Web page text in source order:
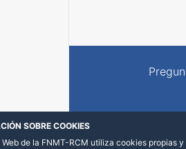
SOBRE COOKIES
Web de la FNMT-RCM utiliza cookies propias